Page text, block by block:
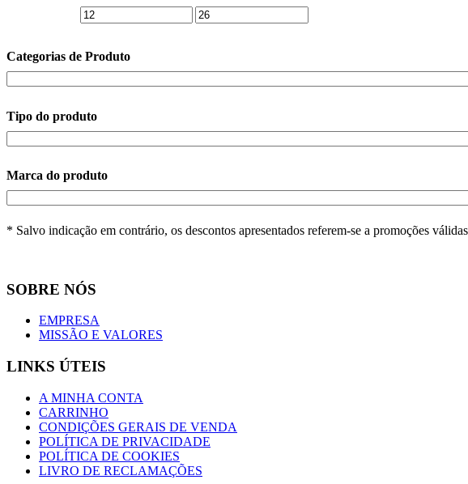
Categorias de Produto
Tipo do produto
Marca do produto
* Salvo indicação em contrário, os descontos apresentados referem-se a promoções
SOBRE NÓS
EMPRESA
MISSÃO E VALORES
LINKS ÚTEIS
A MINHA CONTA
CARRINHO
CONDIÇÕES GERAIS DE VENDA
POLÍTICA DE PRIVACIDADE
POLÍTICA DE COOKIES
LIVRO DE RECLAMAÇÕES